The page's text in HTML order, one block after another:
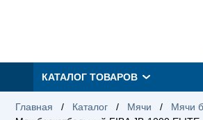
КАТАЛОГ ТОВАРОВ
Главная / Каталог / Мячи / Мячи